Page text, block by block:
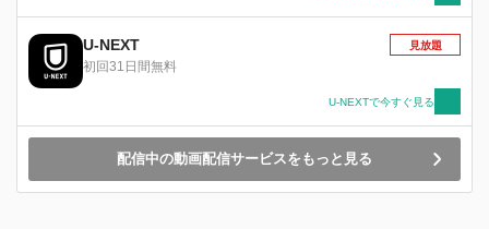
U-NEXT
初回31日間無料
見放題
U-NEXTで今すぐ見る
配信中の動画配信サービスをもっと見る